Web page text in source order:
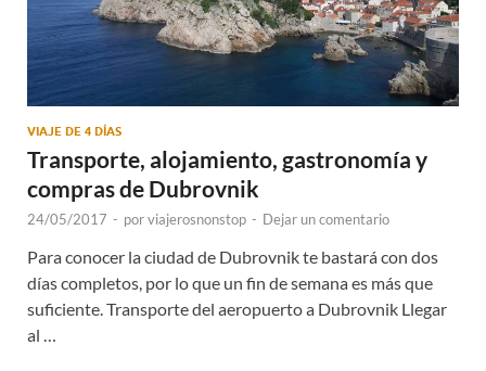
VIAJE DE 4 DÍAS
Transporte, alojamiento, gastronomía y
compras de Dubrovnik
24/05/2017 - porviajerosnonstop - Dejar un comentario
Para conocer la ciudad de Dubrovnik te bastará con dos
días completos, por lo que un fin de semana es más que
suficiente. Transporte del aeropuerto a Dubrovnik Llegar
al …